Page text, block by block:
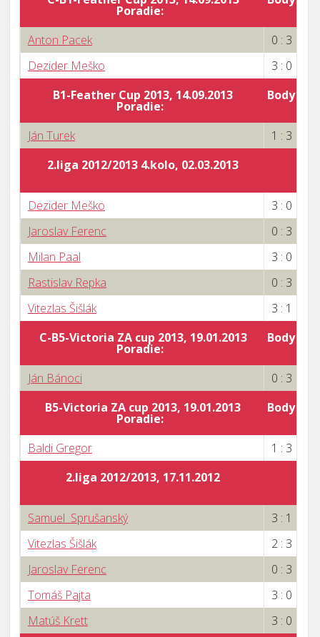
Poradie:
Anton Pacek
0 : 3
Dezider Meško
3 : 0
B1-Feather Cup 2013, 14.09.2013
Poradie:
Body za
Ján Turek
1 : 3
2.liga 2012/2013 4.kolo, 02.03.2013
Dezider Meško
3 : 0
Jaroslav Ferenc
0 : 3
Milan Paal
3 : 0
Rastislav Repka
0 : 3
Vitezlas Šišlák
3 : 1
C-B5-Victoria ZA cup 2013, 19.01.2013
Poradie:
Body za
Ján Bánoci
0 : 3
B5-Victoria ZA cup 2013, 19.01.2013
Poradie:
Body za
Baldi Gregor
1 : 3
2.liga 2012/2013, 17.11.2012
Samuel Sprušanský
3 : 1
Vitezlas Šišlák
2 : 3
Jaroslav Ferenc
0 : 3
Tomáš Pajta
3 : 0
Matúš Krett
3 : 0